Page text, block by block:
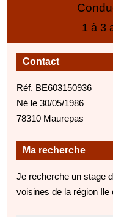
1 à 3
Contact
Réf. BE603150936
Né le 30/05/1986
78310 Maurepas
Ma recherche
Je recherche un stage
voisines de la région